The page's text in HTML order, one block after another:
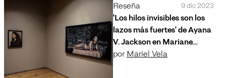
Reseña 9 dic 2023
'Los hilos invisibles son los
lazos más fuertes' de Ayana
V. Jackson en Mariane
Ibrahim
por Mariel Vela